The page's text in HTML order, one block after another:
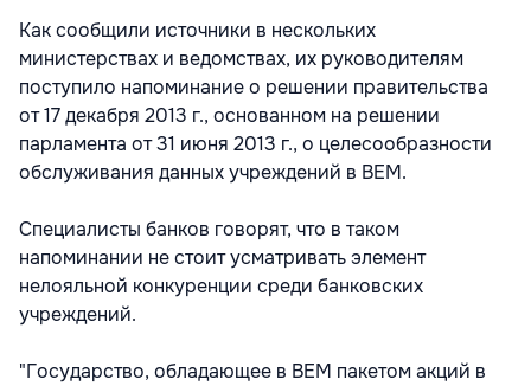
Как сообщили источники в нескольких
министерствах и ведомствах, их руководителям
поступило напоминание о решении правительства
от 17 декабря 2013 г., основанном на решении
парламента от 31 июня 2013 г., о целесообразности
обслуживания данных учреждений в ВЕМ.
Специалисты банков говорят, что в таком
напоминании не стоит усматривать элемент
нелояльной конкуренции среди банковских
учреждений.
"Государство, обладающее в ВЕМ пакетом акций в